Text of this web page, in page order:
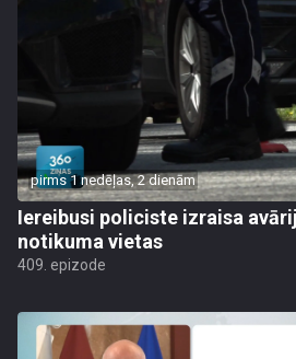
pirms 1 nedēļas, 2 dienām
Iereibusi policiste izraisa
notikuma vietas
409. epizode